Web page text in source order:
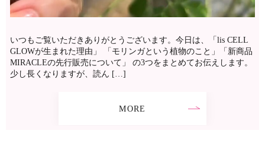
いつもご覧いただきありがとうございます。今日は、「lis CELL
GLOWが生まれた理由」 「モリンガという植物のこと」「新商品
MIRACLEの先行販売について」 の3つをまとめてお伝えします。
少し長くなりますが、読ん […]
MORE